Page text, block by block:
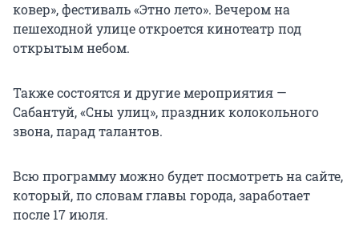
ковер», фестиваль «Этно лето». Вечером на
пешеходной улице откроется кинотеатр под
открытым небом.
Также состоятся и другие мероприятия —
Сабантуй, «Сны улиц», праздник колокольного
звона, парад талантов.
Всю программу можно будет посмотреть на сайте,
который, по словам главы города, заработает
после 17 июля.